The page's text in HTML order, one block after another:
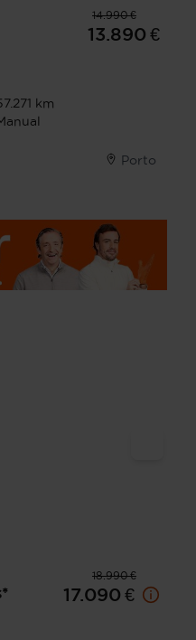
14.990 €
13.890 €
km
Porto
18.990 €
17.090 €